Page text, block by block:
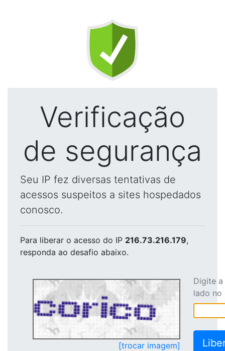
Verificação
de segurança
Seu IP fez diversas tentativas de
acessos suspeitos a sites hospedados
conosco.
Para liberar o acesso do IP 216.73.216.179,
responda ao desafio abaixo.
[trocar imagem]
Digite
lado no